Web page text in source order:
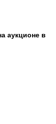
аукционе в